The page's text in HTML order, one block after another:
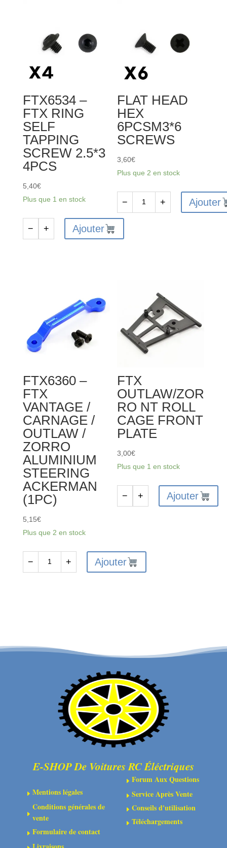
10MM
Motor
FTX6534 –
FTX RING
SELF
TAPPING
SCREW 2.5*3
4PCS
5,40€
Plus que 1 en stock
TAPPING
SCREW
2.5*3
− + Ajouter
FLAT HEAD
HEX
6PCSM3*6
SCREWS
3,60€
Plus que 2 en stock
de
− + Ajouter
FTX6360 –
FTX
VANTAGE /
CARNAGE /
OUTLAW /
ZORRO
ALUMINIUM
STEERING
ACKERMAN
(1PC)
5,15€
Plus que 2 en stock
/
ALUMINIUM
(1PC)
− + Ajouter
FTX
OUTLAW/ZOR
RO NT ROLL
CAGE FRONT
PLATE
3,00€
Plus que 1 en stock
NT
ROLL
− + Ajouter
E-SHOP De Voitures RC Éléctriques
EMentions légales
E
Conditions générales de
vente
EFormulaire de contact
E Forum Aux Questions
E Service Après Vente
E Conseils d'utilisation
E Téléchargements